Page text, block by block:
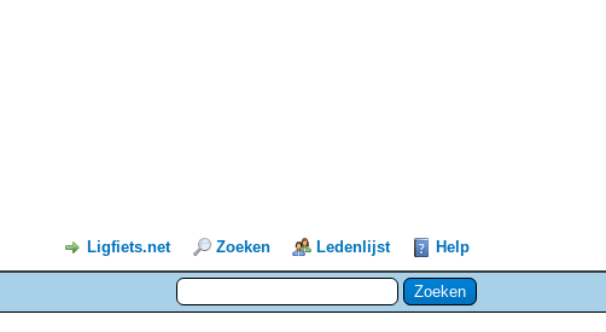
Ligfiets.net Zoeken Ledenlijst Help